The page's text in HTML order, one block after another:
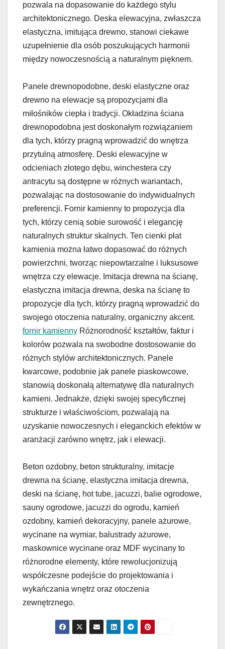
pozwala na dopasowanie do każdego stylu
architektonicznego. Deska elewacyjna, zwłaszcza
elastyczna, imitująca drewno, stanowi ciekawe
uzupełnienie dla osób poszukujących harmonii
między nowoczesnością a naturalnym pięknem.
Panele drewnopodobne, deski elastyczne oraz
drewno na elewacje są propozycjami dla
miłośników ciepła i tradycji. Okładzina ściana
drewnopodobna jest doskonałym rozwiązaniem
dla tych, którzy pragną wprowadzić do wnętrza
przytulną atmosferę. Deski elewacyjne w
odcieniach złotego dębu, winchestera czy
antracytu są dostępne w różnych wariantach,
pozwalając na dostosowanie do indywidualnych
preferencji. Fornir kamienny to propozycja dla
tych, którzy cenią sobie surowość i elegancję
naturalnych struktur skalnych. Ten cienki płat
kamienia można łatwo dopasować do różnych
powierzchni, tworząc niepowtarzalne i luksusowe
wnętrza czy elewacje. Imitacja drewna na ścianę,
elastyczna imitacja drewna, deska na ścianę to
propozycje dla tych, którzy pragną wprowadzić do
swojego otoczenia naturalny, organiczny akcent.
fornir kamienny Różnorodność kształtów, faktur i
kolorów pozwala na swobodne dostosowanie do
różnych stylów architektonicznych. Panele
kwarcowe, podobnie jak panele piaskowcowe,
stanowią doskonałą alternatywę dla naturalnych
kamieni. Jednakże, dzięki swojej specyficznej
strukturze i właściwościom, pozwalają na
uzyskanie nowoczesnych i eleganckich efektów w
aranżacji zarówno wnętrz, jak i elewacji.
Beton ozdobny, beton strukturalny, imitacje
drewna na ścianę, elastyczna imitacja drewna,
deski na ścianę, hot tube, jacuzzi, balie ogrodowe,
sauny ogrodowe, jacuzzi do ogrodu, kamień
ozdobny, kamień dekoracyjny, panele ażurowe,
wycinane na wymiar, balustrady ażurowe,
maskownice wycinane oraz MDF wycinany to
różnorodne elementy, które rewolucjonizują
współczesne podejście do projektowania i
wykańczania wnętrz oraz otoczenia
zewnętrznego.